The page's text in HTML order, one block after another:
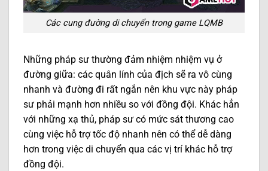
Các cung đường di chuyển trong game LQMB
Những pháp sư thường đảm nhiệm nhiệm vụ ở
đường giữa: các quân lính của địch sẽ ra vô cùng
nhanh và đường đi rất ngắn nên khu vực này pháp
sư phải mạnh hơn nhiều so với đồng đội. Khác hẳn
với những xạ thủ, pháp sư có mức sát thương cao
cùng việc hỗ trợ tốc độ nhanh nên có thể dễ dàng
hơn trong việc di chuyển qua các vị trí khác hỗ trợ
đồng đội.